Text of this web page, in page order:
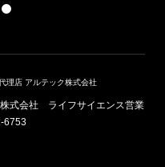
理店 アルテック株式会社
式会社 ライフサイエンス営業
6753